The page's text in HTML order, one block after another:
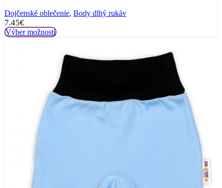
Dojčenské oblečenie, Body dlhý rukáv
7.45€
Výber možností